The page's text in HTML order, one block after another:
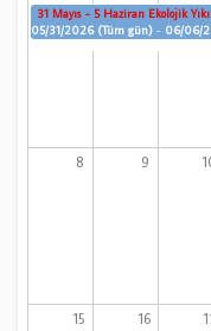
31 Mayıs - 5 Haziran Ekolojik
05/31/2026 (Tüm gün) - 06/06/
8 9
15 16